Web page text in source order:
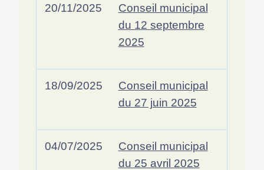
20/11/2025
Conseil municipal
du 12 septembre
2025
18/09/2025
Conseil municipal
du 27 juin 2025
04/07/2025
Conseil municipal
du 25 avril 2025